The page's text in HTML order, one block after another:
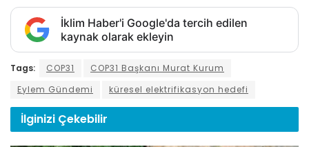
İklim Haber'i Google'da tercih edilen
kaynak olarak ekleyin
Tags: COP31
COP31 Başkanı Murat Kurum
Eylem Gündemi
küresel elektrifikasyon hedefi
İlginizi Çekebilir